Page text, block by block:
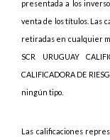
presentada a los
venta de los títulos. Las
retiradas en cualquier
SCR URUGUAY
CALIFICADORA DE
ningún tipo.
Las calificaciones